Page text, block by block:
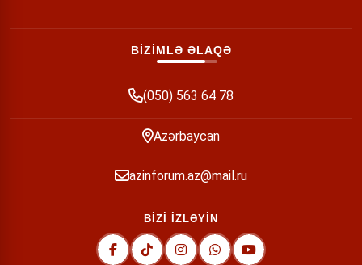
BİZİMLƏ ƏLAQƏ
(050) 563 64 78
Azərbaycan
azinforum.az@mail.ru
BİZİ İZLƏYİN